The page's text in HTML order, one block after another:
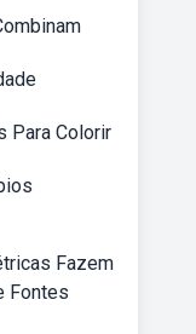
Para Colorir
Fazem
Fontes